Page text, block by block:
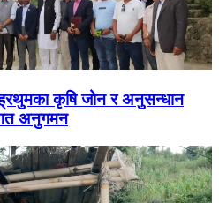
कृषि जोन र अनुसन्धान
अनुगमन